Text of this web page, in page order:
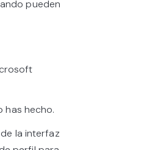
pueden
has hecho.
la interfaz